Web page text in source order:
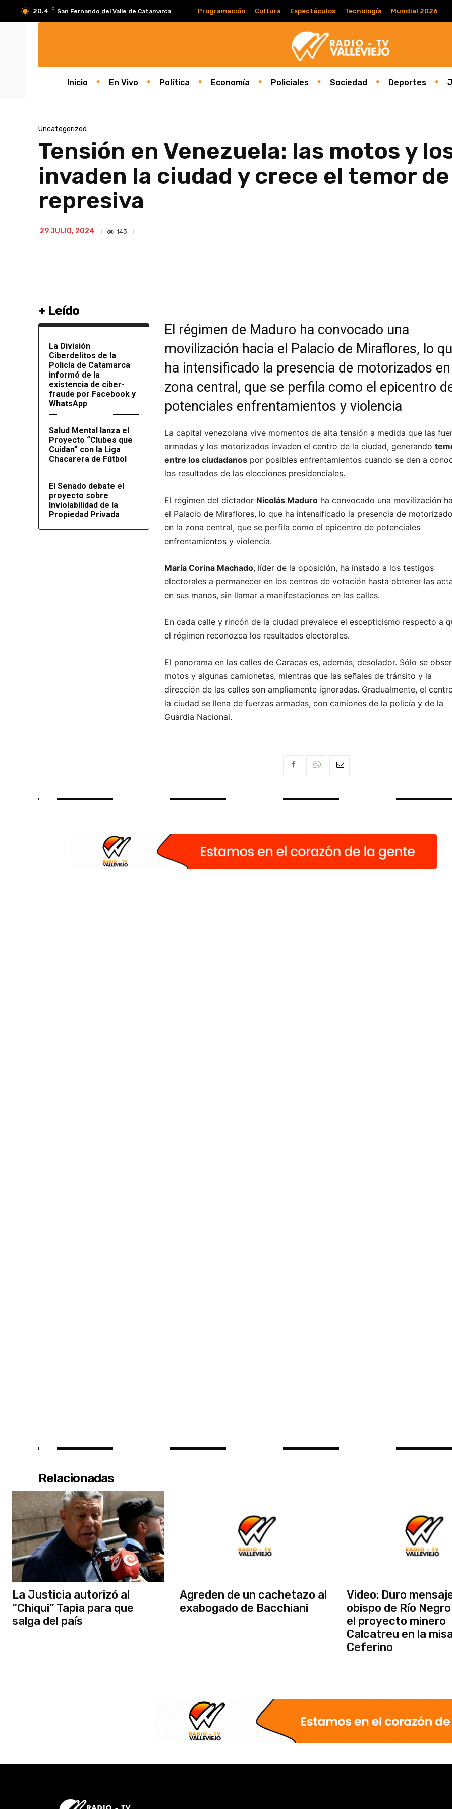
20.4 C San Fernando del Valle de Catamarca Programación Cultura Espectáculos Tecnología Mundial 2026
Inicio En Vivo Política Economía Policiales Sociedad Deportes
Uncategorized
Tensión en Venezuela: las motos y
invaden la ciudad y crece el temor
represiva
29 JULIO, 2024 143
+ Leído
La División
Ciberdelitos de la
Policía de Catamarca
informó de la
existencia de ciber-
fraude por Facebook y
WhatsApp
Salud Mental lanza el
Proyecto “Clubes que
Cuidan” con la Liga
Chacarera de Fútbol
El Senado debate el
proyecto sobre
Inviolabilidad de la
Propiedad Privada
El régimen de Maduro ha convocado una
movilización hacia el Palacio de Miraflores, lo
ha intensificado la presencia de motorizados
zona central, que se perfila como el epicentro
potenciales enfrentamientos y violencia
La capital venezolana vive momentos de alta tensión a medida que las
armadas y los motorizados invaden el centro de la ciudad, generando
entre los ciudadanos por posibles enfrentamientos cuando se den a
los resultados de las elecciones presidenciales.
El régimen del dictador Nicolás Maduro ha convocado una movilización
el Palacio de Miraflores, lo que ha intensificado la presencia de
en la zona central, que se perfila como el epicentro de potenciales
enfrentamientos y violencia.
María Corina Machado, líder de la oposición, ha instado a los testigos
electorales a permanecer en los centros de votación hasta obtener las
en sus manos, sin llamar a manifestaciones en las calles.
En cada calle y rincón de la ciudad prevalece el escepticismo respecto a
el régimen reconozca los resultados electorales.
El panorama en las calles de Caracas es, además, desolador. Sólo se
motos y algunas camionetas, mientras que las señales de tránsito y la
dirección de las calles son ampliamente ignoradas. Gradualmente, el
la ciudad se llena de fuerzas armadas, con camiones de la policía y de la
Guardia Nacional.
Relacionadas
La Justicia autorizó al
“Chiqui” Tapia para que
salga del país
Agreden de un cachetazo al
exabogado de Bacchiani
Video: Duro
obispo de Río
el proyecto minero
Calcatreu en la
Ceferino